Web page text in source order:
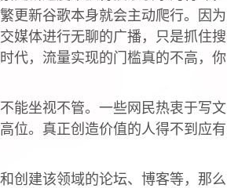
更新谷歌本身就会主动爬行。因为
媒体进行无聊的广播，只是抓住搜
代，流量实现的门槛真的不高，你
能坐视不管。一些网民热衷于写文
位。真正创造价值的人得不到应有
创建该领域的论坛、博客等，那么